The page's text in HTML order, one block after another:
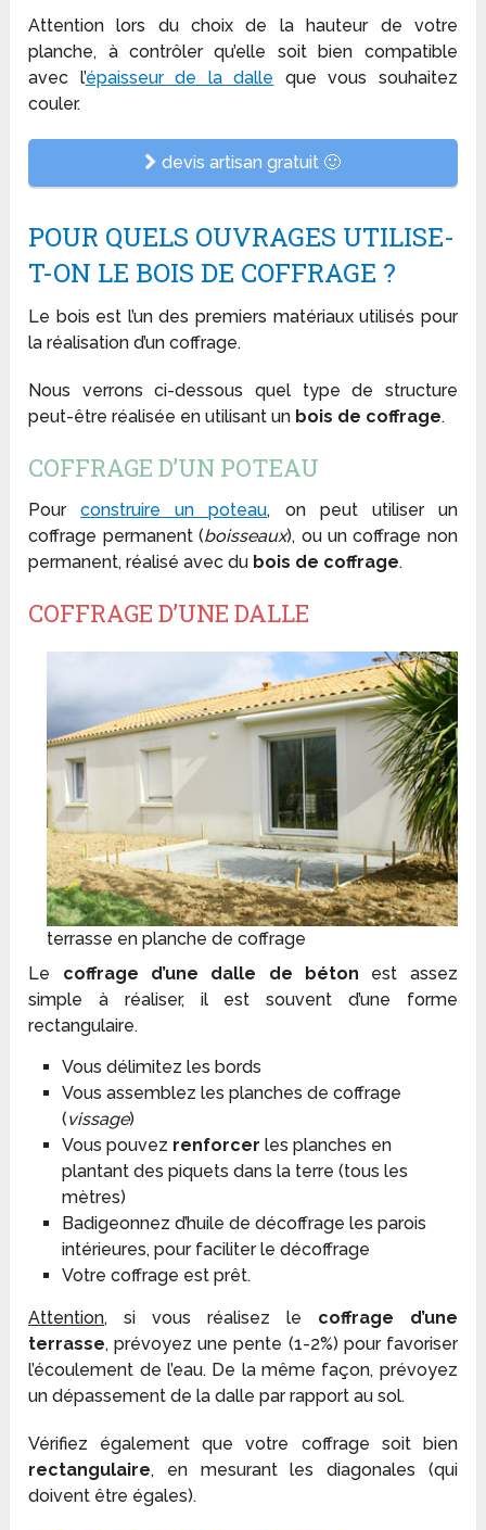
Attention lors du choix de la hauteur de votre
planche, à contrôler qu’elle soit bien compatible
avec l’épaisseur de la dalle que vous souhaitez
couler.
devis artisan gratuit 🙂
POUR QUELS OUVRAGES UTILISE-
T-ON LE BOIS DE COFFRAGE ?
Le bois est l’un des premiers matériaux utilisés pour
la réalisation d’un coffrage.
Nous verrons ci-dessous quel type de structure
peut-être réalisée en utilisant un bois de coffrage.
COFFRAGE D’UN POTEAU
Pourconstruire un poteau, on peut utiliser un
coffrage permanent (boisseaux), ou un coffrage non
permanent, réalisé avec du bois de coffrage.
COFFRAGE D’UNE DALLE
terrasse en planche de coffrage
Le coffrage d’une dalle de béton est assez
simple à réaliser, il est souvent d’une forme
rectangulaire.
Vous délimitez les bords
Vous assemblez les planches de coffrage
(vissage)
Vous pouvez renforcer les planches en
plantant des piquets dans la terre (tous les
mètres)
Badigeonnez d’huile de décoffrage les parois
intérieures, pour faciliter le décoffrage
Votre coffrage est prêt.
Attention, si vous réalisez le coffrage d’une
terrasse, prévoyez une pente (1-2%) pour favoriser
l’écoulement de l’eau. De la même façon, prévoyez
un dépassement de la dalle par rapport au sol.
Vérifiez également que votre coffrage soit bien
rectangulaire, en mesurant les diagonales (qui
doivent être égales).